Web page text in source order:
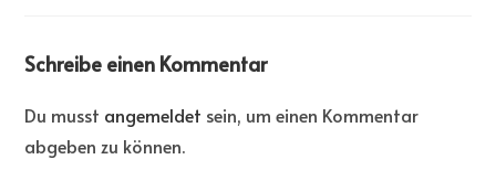
Schreibe einen Kommentar
Du musst angemeldet sein, um einen Kommentar
abgeben zu können.